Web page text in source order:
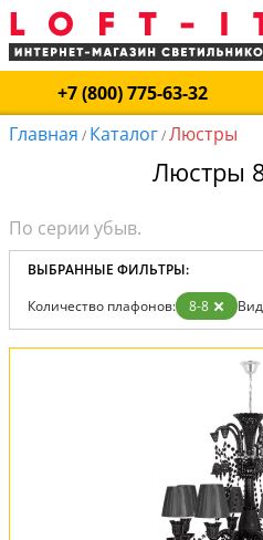
+7 (800) 775-63-32
Главная / Каталог/Люстры
Люстры
ВЫБРАННЫЕ ФИЛЬТРЫ:
Количество плафонов: 8-8